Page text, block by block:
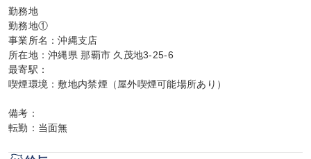
勤務地
勤務地①
事業所名：沖縄支店
所在地：沖縄県 那覇市 久茂地3-25-6
最寄駅：
喫煙環境：敷地内禁煙（屋外喫煙可能場所あり）
備考：
転勤：当面無